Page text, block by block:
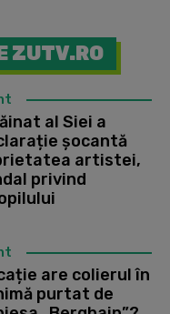
ZUTV.RO
al Siei a
șocantă
artistei,
privind
are colierul în
purtat de